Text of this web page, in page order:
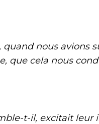
nous avions
que cela nous
t-il, excitait leur